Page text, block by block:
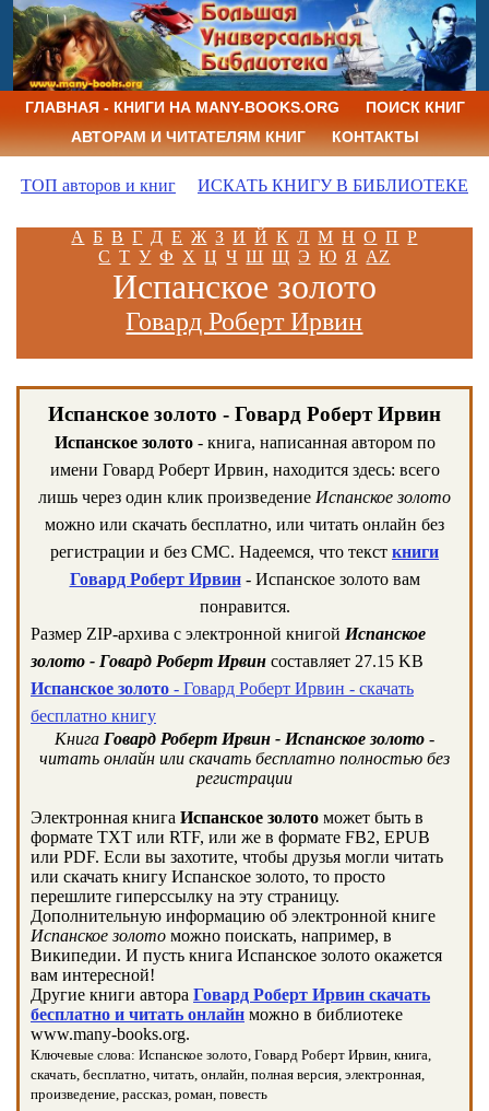
ГЛАВНАЯ - КНИГИ НА MANY-BOOKS.ORG
ПОИСК КНИГ
АВТОРАМ И ЧИТАТЕЛЯМ КНИГ
КОНТАКТЫ
ТОП авторов и книг ИСКАТЬ КНИГУ В БИБЛИОТЕКЕ
А Б В Г Д Е Ж З И Й К Л М Н О П Р
С Т У Ф Х Ц Ч Ш Щ Э Ю Я AZ
Испанское золото
Говард Роберт Ирвин
Испанское золото - Говард Роберт Ирвин
Испанское золото- книга, написанная автором по
имени Говард Роберт Ирвин, находится здесь: всего
лишь через один клик произведение Испанское золото
можно или скачать бесплатно, или читать онлайн без
регистрации и без СМС. Надеемся, что текст книги
Говард Роберт Ирвин- Испанское золото вам
понравится.
Размер ZIP-архива c электронной книгой Испанское
золото - Говард Роберт Ирвин составляет 27.15 KB
Испанское золото - Говард Роберт Ирвин - скачать
бесплатно книгу
Книга Говард Роберт Ирвин - Испанское золото -
читать онлайн или скачать бесплатно полностью без
регистрации
Электронная книга Испанское золото может быть в
формате TXT или RTF, или же в формате FB2, EPUB
или PDF. Если вы захотите, чтобы друзья могли читать
или скачать книгу Испанское золото, то просто
перешлите гиперссылку на эту страницу.
Дополнительную информацию об электронной книге
Испанское золото можно поискать, например, в
Википедии. И пусть книга Испанское золото окажется
вам интересной!
Другие книги автора Говард Роберт Ирвин скачать
бесплатно и читать онлайн можно в библиотеке
www.many-books.org.
Ключевые слова: Испанское золото, Говард Роберт Ирвин, книга,
скачать, бесплатно, читать, онлайн, полная версия, электронная,
произведение, рассказ, роман, повесть